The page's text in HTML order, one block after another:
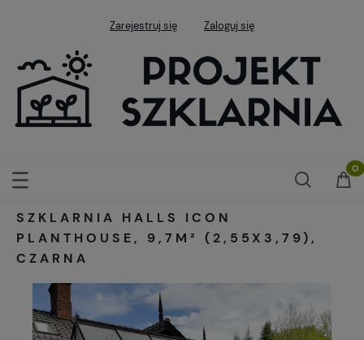
Zarejestruj się Zaloguj się
SZKLARNIA HALLS ICON
PLANTHOUSE, 9,7M² (2,55X3,79),
CZARNA